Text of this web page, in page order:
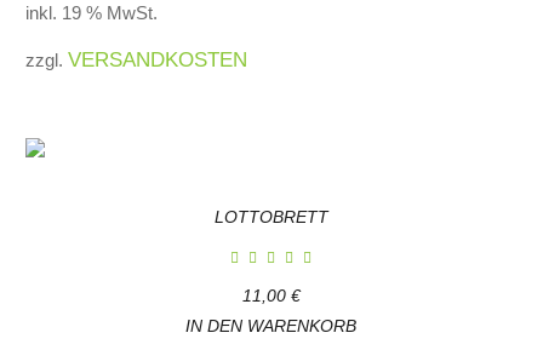
inkl. 19 % MwSt.
zzgl.VERSANDKOSTEN
LOTTOBRETT
11,00 €
IN DEN WARENKORB